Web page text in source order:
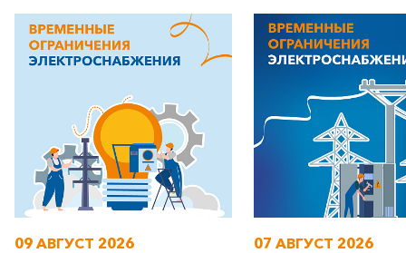
09 АВГУСТ 2026 07 АВГУСТ 2026